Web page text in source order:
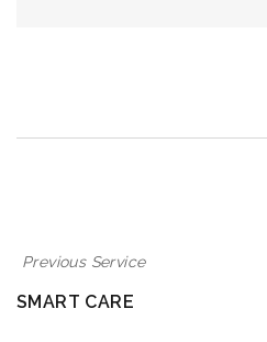
Previous Service
SMART CARE